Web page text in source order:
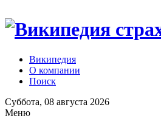
Википедия
О компании
Поиск
Суббота, 08 августа 2026
Меню